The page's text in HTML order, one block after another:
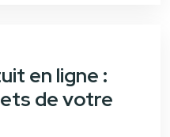
en ligne :
de votre